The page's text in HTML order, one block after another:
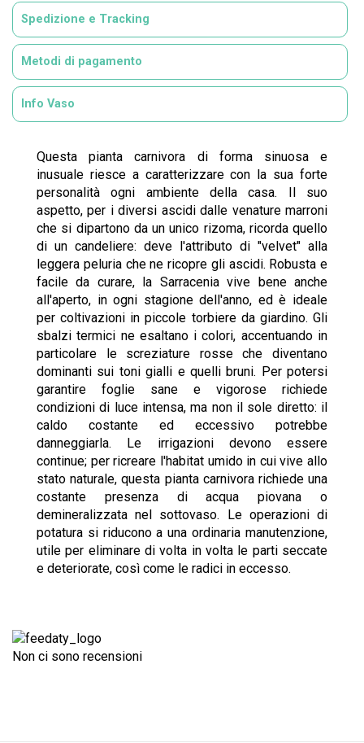
Spedizione e Tracking
Metodi di pagamento
Info Vaso
Questa pianta carnivora di forma sinuosa e
inusuale riesce a caratterizzare con la sua forte
personalità ogni ambiente della casa. Il suo
aspetto, per i diversi ascidi dalle venature marroni
che si dipartono da un unico rizoma, ricorda quello
di un candeliere: deve l'attributo di "velvet" alla
leggera peluria che ne ricopre gli ascidi. Robusta e
facile da curare, la Sarracenia vive bene anche
all'aperto, in ogni stagione dell'anno, ed è ideale
per coltivazioni in piccole torbiere da giardino. Gli
sbalzi termici ne esaltano i colori, accentuando in
particolare le screziature rosse che diventano
dominanti sui toni gialli e quelli bruni. Per potersi
garantire foglie sane e vigorose richiede
condizioni di luce intensa, ma non il sole diretto: il
caldo costante ed eccessivo potrebbe
danneggiarla. Le irrigazioni devono essere
continue; per ricreare l'habitat umido in cui vive allo
stato naturale, questa pianta carnivora richiede una
costante presenza di acqua piovana o
demineralizzata nel sottovaso. Le operazioni di
potatura si riducono a una ordinaria manutenzione,
utile per eliminare di volta in volta le parti seccate
e deteriorate, così come le radici in eccesso.
Non ci sono recensioni